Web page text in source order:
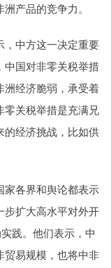
产品的竞争力。
中方这一决定重要
中国对非零关税举措
洲经济脆弱，承受着
零关税举措是充满兄
的经济挑战，比如供
各界和舆论都表示
步扩大高水平对外开
践。他们表示，中
贸易规模，也将中非